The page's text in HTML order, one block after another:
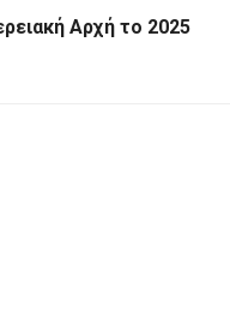
Αρχή το 2025